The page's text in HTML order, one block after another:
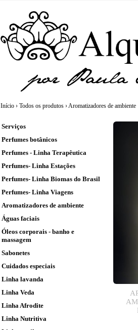
Início › Todos os produtos ›Aromatizadores de ambiente
Serviços
Perfumes botânicos
Perfumes - Linha Terapêutica
Perfumes- Linha Estações
Perfumes- Linha Biomas do Brasil
Perfumes- Linha Viagens
Aromatizadores de ambiente
Águas faciais
Óleos corporais - banho e
massagem
Sabonetes
Cuidados especiais
Linha lavanda
Linha Veda
Linha Afrodite
Linha Nutritiva